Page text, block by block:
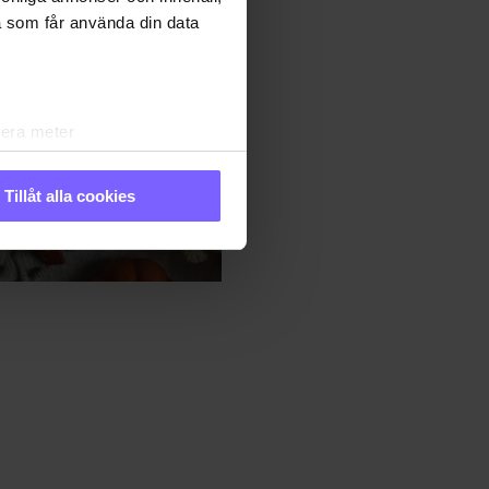
får använda din data
meter
. Du kan ändra
funktioner för
Tillåt alla cookies